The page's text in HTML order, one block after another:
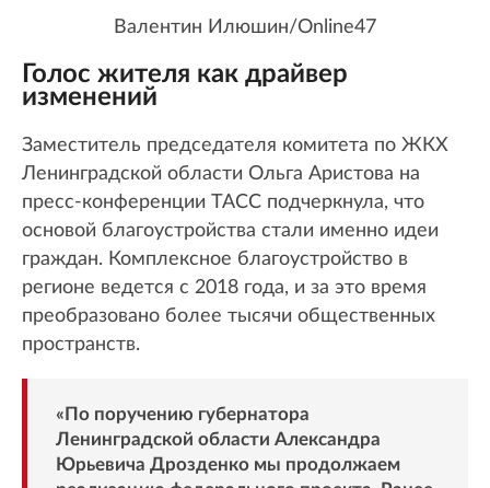
Валентин Илюшин/Online47
Голос жителя как драйвер
изменений
Заместитель председателя комитета по ЖКХ
Ленинградской области Ольга Аристова на
пресс-конференции ТАСС подчеркнула, что
основой благоустройства стали именно идеи
граждан. Комплексное благоустройство в
регионе ведется с 2018 года, и за это время
преобразовано более тысячи общественных
пространств.
«По поручению губернатора
Ленинградской области Александра
Юрьевича Дрозденко мы продолжаем